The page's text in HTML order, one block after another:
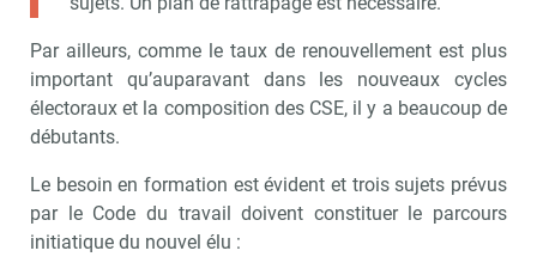
Par ailleurs, comme le taux de renouvellement est plus
important qu’auparavant dans les nouveaux cycles
électoraux et la composition des CSE, il y a beaucoup de
débutants.
Le besoin en formation est évident et trois sujets prévus
par le Code du travail doivent constituer le parcours
initiatique du nouvel élu :